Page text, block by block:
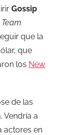
Gossip
Team
que la
que
los New
de las
Vendría a
actores en